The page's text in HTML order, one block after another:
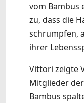
vom Bambus
zu, dass die
schrumpfen,
ihrer
Vittori zeigte
Mitglieder
Bambus